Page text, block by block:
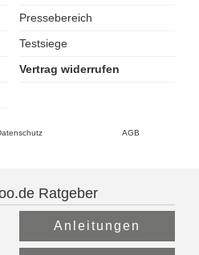
Pressebereich
Testsiege
Vertrag widerrufen
AGB
Ratgeber
Anleitungen